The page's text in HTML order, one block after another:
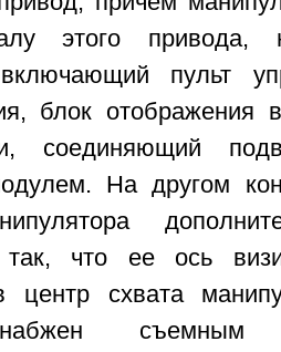
этого привода,
пульт
блок отображения
соединяющий
На другом
так, что ее ось
центр схвата
съемным